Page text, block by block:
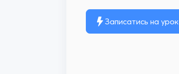
Записатись на урок